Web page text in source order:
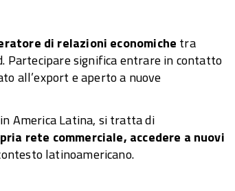
di relazioni economiche tra
Partecipare significa entrare in contatto
all’export e aperto a nuove
America Latina, si tratta di
rete commerciale, accedere a nuovi
latinoamericano.